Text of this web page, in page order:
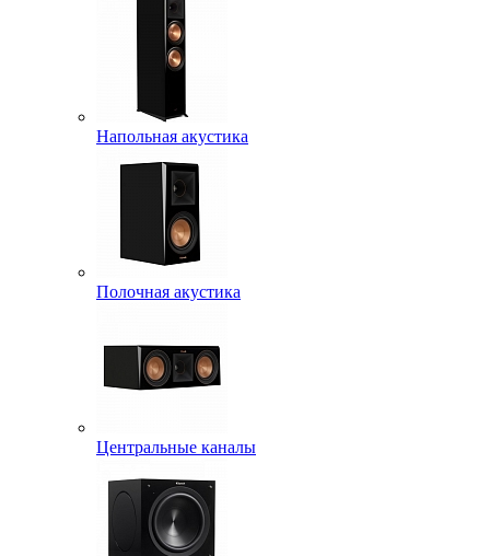
Напольная акустика
Полочная акустика
Центральные каналы